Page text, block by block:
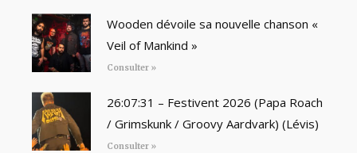
Wooden dévoile sa nouvelle chanson «
Veil of Mankind »
Consulter »
26:07:31 – Festivent 2026 (Papa Roach
/ Grimskunk / Groovy Aardvark) (Lévis)
Consulter »